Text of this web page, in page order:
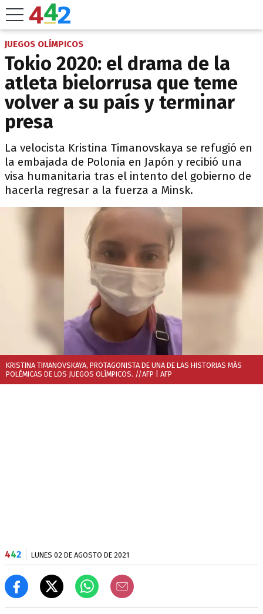
JUEGOS OLÍMPICOS
Tokio 2020: el drama de la
atleta bielorrusa que teme
volver a su país y terminar
presa
La velocista Kristina Timanovskaya se refugió en
la embajada de Polonia en Japón y recibió una
visa humanitaria tras el intento del gobierno de
hacerla regresar a la fuerza a Minsk.
KRISTINA TIMANOVSKAYA, PROTAGONISTA DE UNA DE LAS HISTORIAS MÁS
POLÉMICAS DE LOS JUEGOS OLÍMPICOS. //AFP | AFP
442 LUNES 02 DE AGOSTO DE 2021